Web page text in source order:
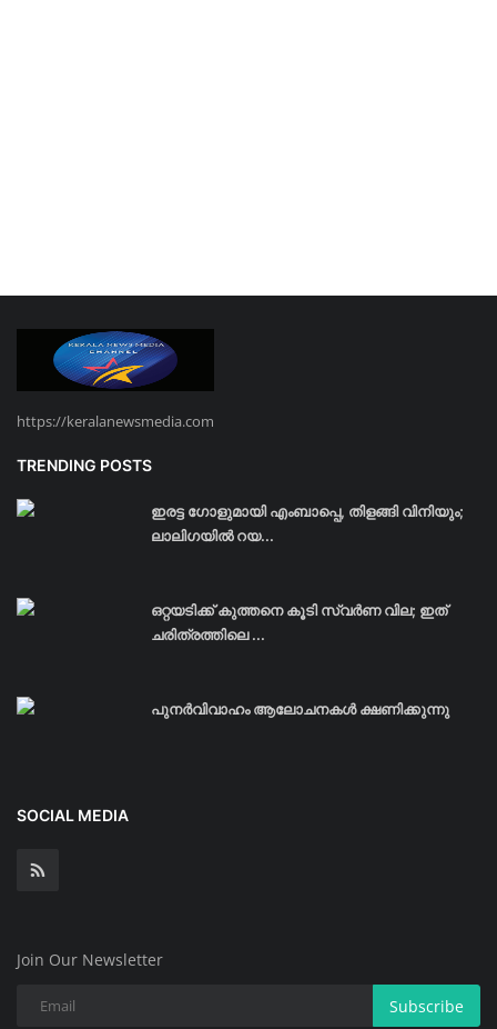
https://keralanewsmedia.com
TRENDING POSTS
ഇരട്ട ഗോളുമായി എംബാപ്പെ, തിളങ്ങി വിനിയും;
ലാലിഗയില്‍ റയ...
ഒറ്റയടിക്ക് കുത്തനെ കൂടി സ്വര്‍ണ വില; ഇത്
ചരിത്രത്തിലെ ...
പുനർവിവാഹം ആലോചനകൾ ക്ഷണിക്കുന്നു
SOCIAL MEDIA
Join Our Newsletter
Subscribe